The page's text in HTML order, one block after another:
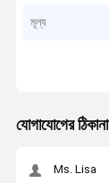
মূল্য
যোগাযোগের ঠিকানা
Ms. Lisa